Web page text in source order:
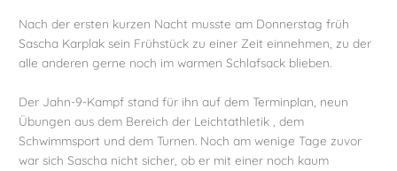
Nach der ersten kurzen Nacht musste am Donnerstag früh
Sascha Karplak sein Frühstück zu einer Zeit einnehmen, zu der
alle anderen gerne noch im warmen Schlafsack blieben.
Der Jahn-9-Kampf stand für ihn auf dem Terminplan, neun
Übungen aus dem Bereich der Leichtathletik , dem
Schwimmsport und dem Turnen. Noch am wenige Tage zuvor
war sich Sascha nicht sicher, ob er mit einer noch kaum